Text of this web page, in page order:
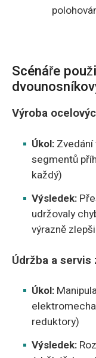
Scénáře
Výroba
Úkol:
segmentů
každý)
Výsledek:
udržovaly
výrazně
Údržba a
Úkol:
reduktory)
Výsledek: